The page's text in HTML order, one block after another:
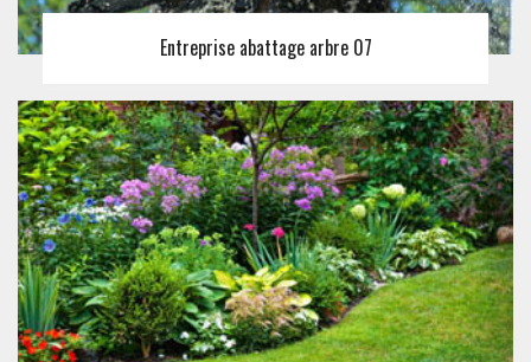
Entreprise abattage arbre 07